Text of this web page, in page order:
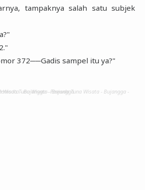
tampaknya salah satu subjek
372──Gadis sampel itu ya?"
- Pemuda Tuna Wisata - Bujangga - Pemuda Tuna Wisata - Bujangga - Pemuda Tuna Wisata - Bujangga